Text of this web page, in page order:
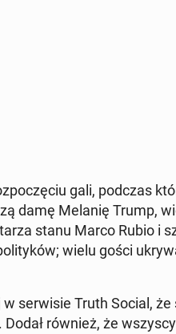
gali, podczas
damę Melanię Trump,
stanu Marco Rubio i
wielu gości
ser­wisie Truth Social, że
również, że